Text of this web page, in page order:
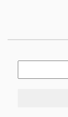
אימייל